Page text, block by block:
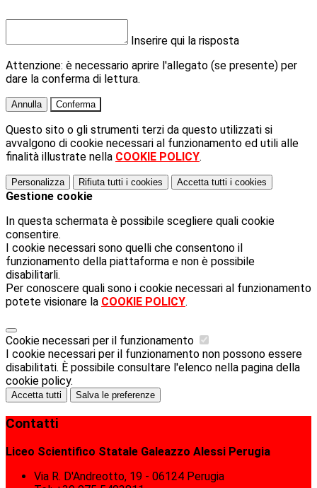
Inserire qui la risposta
Attenzione: è necessario aprire l'allegato (se presente) per
dare la conferma di lettura.
Annulla Conferma
Questo sito o gli strumenti terzi da questo utilizzati si
avvalgono di cookie necessari al funzionamento ed utili alle
finalità illustrate nella COOKIE POLICY.
Personalizza Rifiuta tutti i cookies Accetta tutti i cookies
Gestione cookie
In questa schermata è possibile scegliere quali cookie
consentire.
I cookie necessari sono quelli che consentono il
funzionamento della piattaforma e non è possibile
disabilitarli.
Per conoscere quali sono i cookie necessari al funzionamento
potete visionare la COOKIE POLICY.
Cookie necessari per il funzionamento
I cookie necessari per il funzionamento non possono essere
disabilitati. È possibile consultare l'elenco nella pagina della
cookie policy.
Accetta tutti Salva le preferenze
Contatti
Liceo Scientifico Statale Galeazzo Alessi Perugia
Via R. D'Andreotto, 19 - 06124 Perugia